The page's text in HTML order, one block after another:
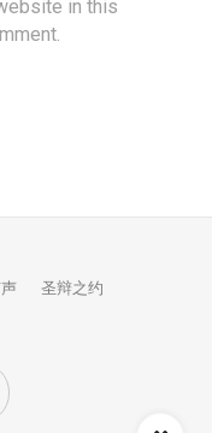
in this
圣辩之约